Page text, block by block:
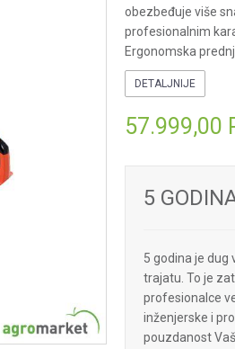
obezbeđuje više
profesionalnim
Ergonomska
DETALJNIJE
57.999,00
5
5 godina je dug
trajatu. To je
profesionalce
inženjerske i
pouzdanost